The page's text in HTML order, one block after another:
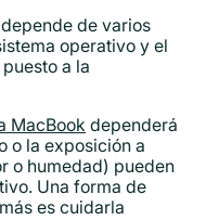
de varios
operativo y el
a la
MacBook dependerá
o la exposición a
o humedad) pueden
Una forma de
es cuidarla